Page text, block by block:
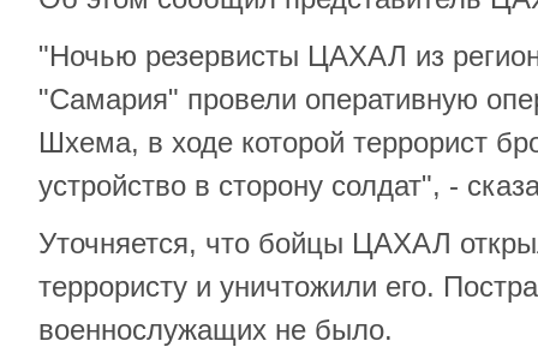
"Ночью резервисты ЦАХАЛ из
"Самария" провели оперативную
Шхема, в ходе которой террорист
устройство в сторону солдат", -
Уточняется, что бойцы ЦАХАЛ
террористу и уничтожили его.
военнослужащих не было.